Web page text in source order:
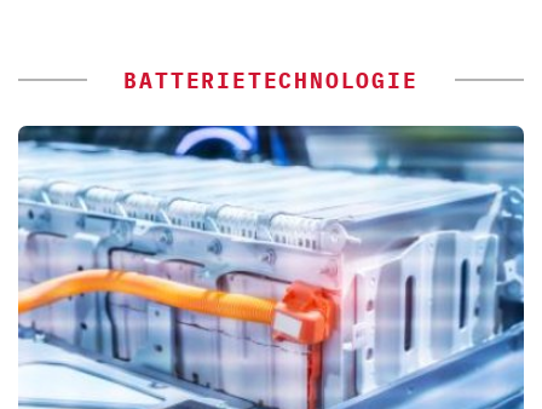
BATTERIETECHNOLOGIE